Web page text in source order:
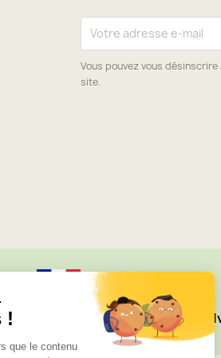
Vous pouvez vous
site.
Société française